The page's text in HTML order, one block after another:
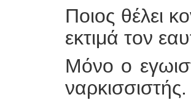
Ποιος θέλει
εκτιμά τον
Μόνο ο
ναρκισσιστής.